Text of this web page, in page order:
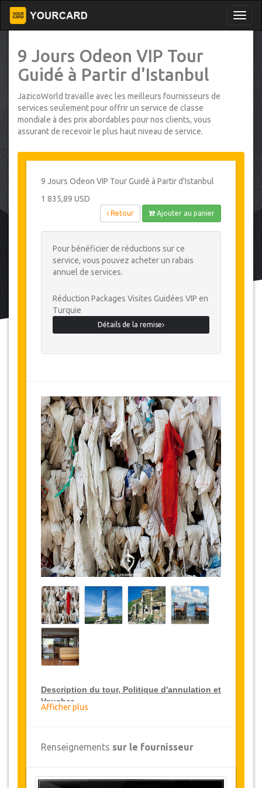
9 Jours Odeon VIP Tour
Guidé à Partir d'Istanbul
JazicoWorld travaille avec les meilleurs fournisseurs de
services seulement pour offrir un service de classe
mondiale à des prix abordables pour nos clients, vous
assurant de recevoir le plus haut niveau de service.
9 Jours Odeon VIP Tour Guidé à Partir d'Istanbul
1 835,89 USD
Retour Ajouter au panier
Pour bénéficier de réductions sur ce
service, vous pouvez acheter un rabais
annuel de services.
Réduction Packages Visites Guidées VIP en
Turquie
Détails de la remise
Description du tour, Politique d'annulation et
Voucher
JazicoWorld offre une réduction de 15% sur le
Package Visite Guidée VIP sur toute la Turquie,
cliquez sur le lien ci-dessus, "Aller aux détails du
Afficher plus
Renseignements sur le fournisseur